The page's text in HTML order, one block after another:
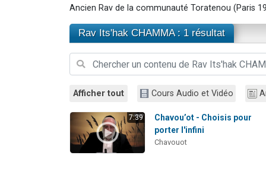
Ancien Rav de la communauté Toratenou (Paris
Rav Its'hak CHAMMA : 1 résultat
Afficher tout Cours Audio et Vidéo
7:39
Chavou’ot - Choisis pour
porter l'infini
Chavouot